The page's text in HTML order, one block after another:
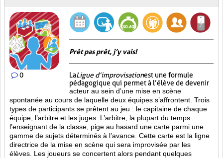
0
Prêt pas prêt, j’y vais!
LaLigue d’improvisationest une formule
pédagogique qui permet à l’élève de devenir
acteur au sein d’une mise en scène
spontanée au cours de laquelle deux équipes s’affrontent. Trois
types de participants se prêtent au jeu : le capitaine de chaque
équipe, l’arbitre et les juges. L’arbitre, la plupart du temps
l’enseignant de la classe, pige au hasard une carte parmi une
gamme de sujets déterminés à l’avance. Cette carte est la ligne
directrice de la mise en scène qui sera improvisée par les
élèves. Les joueurs se concertent alors pendant quelques